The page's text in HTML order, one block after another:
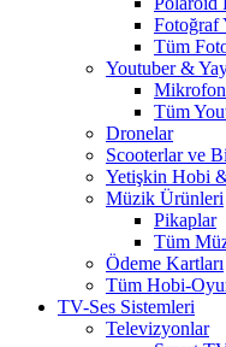
Fotoğraf
Tüm
Youtuber &
Tüm
Dronelar
Scooterlar ve
Yetişkin Hobi
Müzik Ürünleri
Pikaplar
Tüm
Ödeme Kartları
Tüm Hobi-
TV-Ses Sistemleri
Televizyonlar